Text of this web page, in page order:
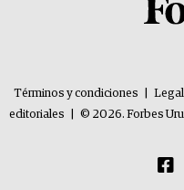
Términos y condiciones
editoriales
© 2026. Forbes